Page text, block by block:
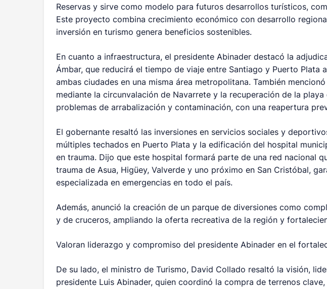
Reservas y sirve como modelo para futuros desarrollos turísticos,
Este proyecto combina crecimiento económico con desarrollo
inversión en turismo genera beneficios sostenibles.
En cuanto a infraestructura, el presidente Abinader destacó la
Ámbar, que reducirá el tiempo de viaje entre Santiago y Puerto Plata
ambas ciudades en una misma área metropolitana. También
mediante la circunvalación de Navarrete y la recuperación de la playa
problemas de arrabalización y contaminación, con una reapertura
El gobernante resaltó las inversiones en servicios sociales y
múltiples techados en Puerto Plata y la edificación del hospital
en trauma. Dijo que este hospital formará parte de una red nacional
trauma de Asua, Higüey, Valverde y uno próximo en San Cristóbal,
especializada en emergencias en todo el país.
Además, anunció la creación de un parque de diversiones como
y de cruceros, ampliando la oferta recreativa de la región y
Valoran liderazgo y compromiso del presidente Abinader en el
De su lado, el ministro de Turismo, David Collado resaltó la visión,
presidente Luis Abinader, quien coordinó la compra de terrenos